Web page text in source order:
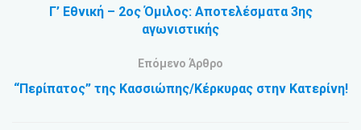
Γ’ Εθνική – 2ος Όμιλος: Αποτελέσματα 3ης
αγωνιστικής
Επόμενο Άρθρο
“Περίπατος” της Κασσιώπης/Κέρκυρας στην Κατερίνη!